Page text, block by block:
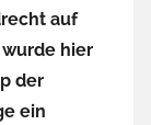
auf
hier
der
ein